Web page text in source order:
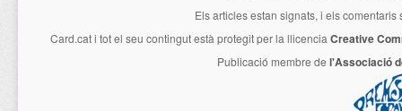
Els articles estan signats, i els
Card.cati tot el seu contingut està protegit per la llicencia Creative
Publicació membre de l'Associació